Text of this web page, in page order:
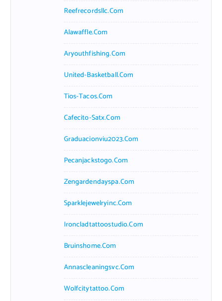
Reefrecordsllc.com
Alawaffle.com
Aryouthfishing.com
United-Basketball.com
Tios-Tacos.com
Cafecito-Satx.com
Graduacionviu2023.com
Pecanjackstogo.com
Zengardendayspa.com
Sparklejewelryinc.com
Ironcladtattoostudio.com
Bruinshome.com
Annascleaningsvc.com
Wolfcitytattoo.com